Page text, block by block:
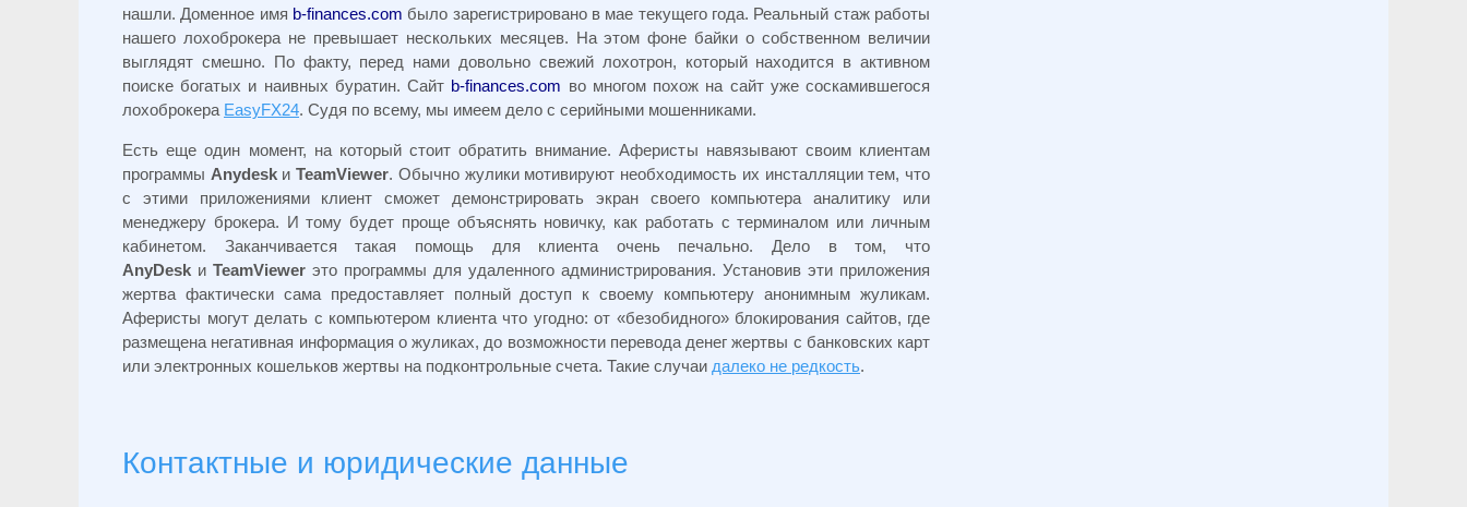
нашли. Доменное имя b-finances.com было зарегистрировано в мае текущего года. Реальный стаж работы
нашего лохоброкера не превышает нескольких месяцев. На этом фоне байки о собственном величии
выглядят смешно. По факту, перед нами довольно свежий лохотрон, который находится в активном
поиске богатых и наивных буратин. Сайт b-finances.com во многом похож на сайт уже соскамившегося
лохоброкера EasyFX24. Судя по всему, мы имеем дело с серийными мошенниками.
Есть еще один момент, на который стоит обратить внимание. Аферисты навязывают своим клиентам
программы Anydesk иTeamViewer. Обычно жулики мотивируют необходимость их инсталляции тем, что
с этими приложениями клиент сможет демонстрировать экран своего компьютера аналитику или
менеджеру брокера. И тому будет проще объяснять новичку, как работать с терминалом или личным
кабинетом. Заканчивается такая помощь для клиента очень печально. Дело в том, что
AnyDesk и TeamViewer это программы для удаленного администрирования. Установив эти приложения
жертва фактически сама предоставляет полный доступ к своему компьютеру анонимным жуликам.
Аферисты могут делать с компьютером клиента что угодно: от «безобидного» блокирования сайтов, где
размещена негативная информация о жуликах, до возможности перевода денег жертвы с банковских карт
или электронных кошельков жертвы на подконтрольные счета. Такие случаи далеко не редкость.
Контактные и юридические данные